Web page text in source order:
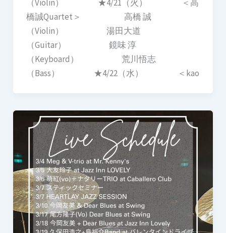
（Violin） ★4/21（火） ＜高
橋誠Quartet＞ 高橋 誠
（Violin） 湯田大道
（Guitar） 鏡味 淳
（Keyboard） 荒川悟志
（Bass） ★4/22（水） ＜kao